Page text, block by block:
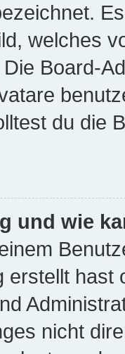
welches
Board-
du die
und wie
erstellt
nicht